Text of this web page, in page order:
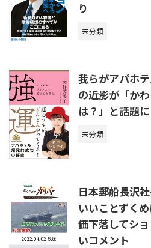
り
未分類
我らがアパホ
の近影が「か
は？」と話題に
未分類
日本郵船長沢
いいことずく
価下落してシ
いコメント